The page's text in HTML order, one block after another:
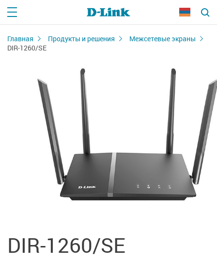
Главная Продукты и решения
Межсетевые экраны
DIR-1260/SE
DIR-1260/SE